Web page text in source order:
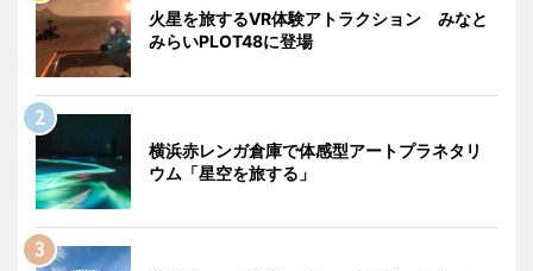
火星を旅するVR体験アトラクション みなと
みらいPLOT48に登場
横浜赤レンガ倉庫で体感型アートプラネタリ
ウム「星空を旅する」